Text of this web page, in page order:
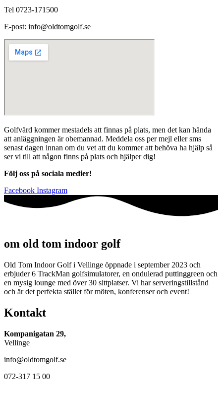
Tel 0723-171500
E-post: info@oldtomgolf.se
Golfvärd kommer mestadels att finnas på plats, men det kan hända
att anläggningen är obemannad. Meddela oss per mejl eller sms
senast dagen innan om du vet att du kommer att behöva ha hjälp så
ser vi till att någon finns på plats och hjälper dig!
Följ oss på sociala medier!
Facebook Instagram
om old tom indoor golf
Old Tom Indoor Golf i Vellinge öppnade i september 2023 och
erbjuder 6 TrackMan golfsimulatorer, en ondulerad puttinggreen och
en mysig lounge med över 30 sittplatser. Vi har serveringstillstånd
och är det perfekta stället för möten, konferenser och event!
Kontakt
Kompanigatan 29,
Vellinge
info@oldtomgolf.se
072-317 15 00